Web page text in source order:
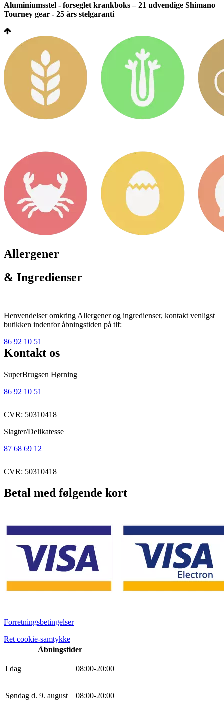
Aluminiumsstel - forseglet krankboks – 21 udvendige Shimano
Tourney gear - 25 års stelgaranti
Allergener
& Ingredienser
Henvendelser omkring Allergener og ingredienser, kontakt venligst
butikken indenfor åbningstiden på tlf:
86 92 10 51
Kontakt os
SuperBrugsen Hørning
86 92 10 51
CVR: 50310418
Slagter/Delikatesse
87 68 69 12
CVR: 50310418
Betal med følgende kort
Forretningsbetingelser
Ret cookie-samtykke
Åbningstider
I dag 08:00-20:00
Søndag d. 9. august 08:00-20:00